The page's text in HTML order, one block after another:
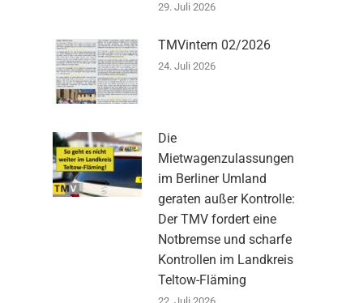
29. Juli 2026
TMVintern 02/2026
24. Juli 2026
Die
Mietwagenzulassungen
im Berliner Umland
geraten außer Kontrolle:
Der TMV fordert eine
Notbremse und scharfe
Kontrollen im Landkreis
Teltow-Fläming